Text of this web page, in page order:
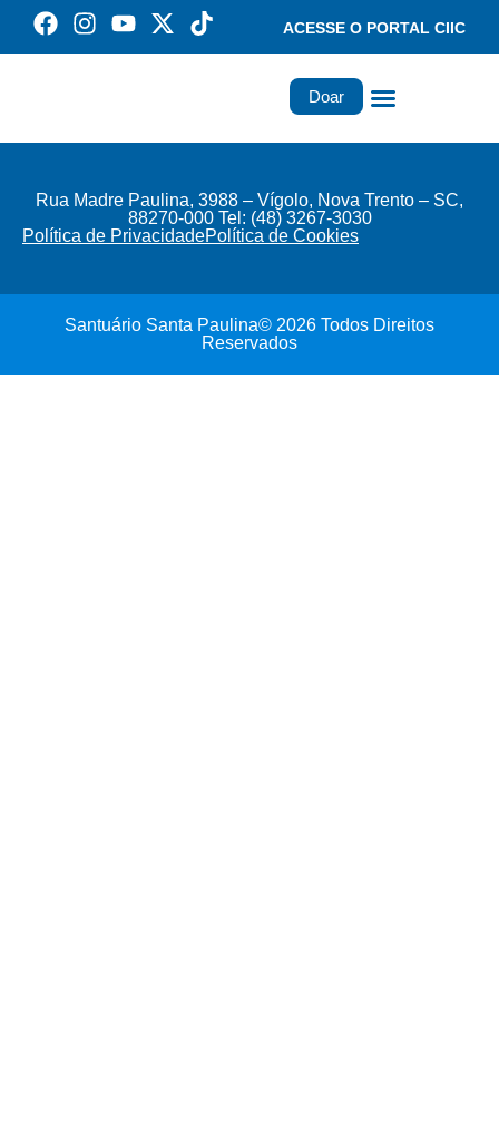
ACESSE O PORTAL CIIC
Doar
Rua Madre Paulina, 3988 – Vígolo, Nova Trento – SC,
88270-000 Tel: (48) 3267-3030
Política de PrivacidadePolítica de Cookies
Santuário Santa Paulina© 2026 Todos Direitos
Reservados